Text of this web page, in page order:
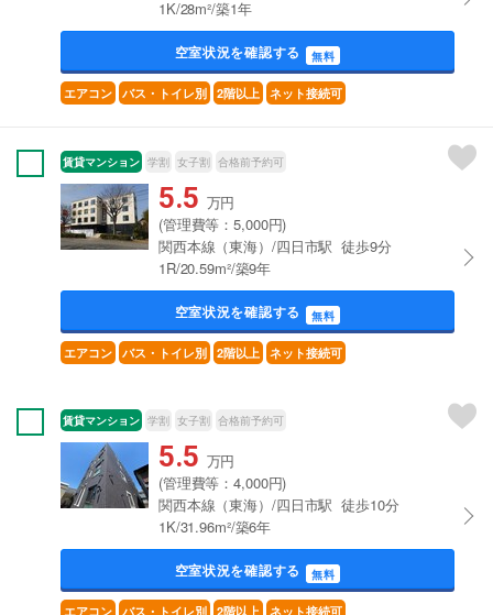
1K/28m²/築1年
空室状況を確認する 無料
エアコン バス・トイレ別 2階以上 ネット接続可
賃貸マンション 学割 女子割 合格前予約可
5.5 万円
(管理費等：5,000円)
関西本線（東海）/四日市駅 徒歩9分
1R/20.59m²/築9年
空室状況を確認する 無料
エアコン バス・トイレ別 2階以上 ネット接続可
賃貸マンション 学割 女子割 合格前予約可
5.5 万円
(管理費等：4,000円)
関西本線（東海）/四日市駅 徒歩10分
1K/31.96m²/築6年
空室状況を確認する 無料
エアコン バス・トイレ別 2階以上 ネット接続可